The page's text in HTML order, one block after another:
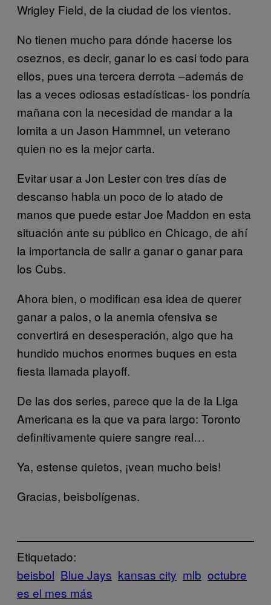
Wrigley Field, de la ciudad de los vientos.
No tienen mucho para dónde hacerse los
oseznos, es decir, ganar lo es casi todo para
ellos, pues una tercera derrota –además de
las a veces odiosas estadísticas- los pondría
mañana con la necesidad de mandar a la
lomita a un Jason Hammnel, un veterano
quien no es la mejor carta.
Evitar usar a Jon Lester con tres días de
descanso habla un poco de lo atado de
manos que puede estar Joe Maddon en esta
situación ante su público en Chicago, de ahí
la importancia de salir a ganar o ganar para
los Cubs.
Ahora bien, o modifican esa idea de querer
ganar a palos, o la anemia ofensiva se
convertirá en desesperación, algo que ha
hundido muchos enormes buques en esta
fiesta llamada playoff.
De las dos series, parece que la de la Liga
Americana es la que va para largo: Toronto
definitivamente quiere sangre real…
Ya, estense quietos, ¡vean mucho beis!
Gracias, beisbolígenas.
Etiquetado:
beisbol Blue Jays kansas city mlb octubre
es el mes más